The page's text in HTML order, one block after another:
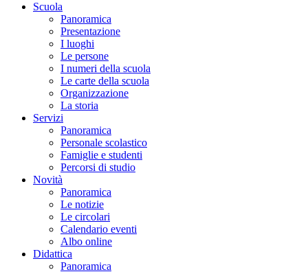
Scuola
Panoramica
Presentazione
I luoghi
Le persone
I numeri della scuola
Le carte della scuola
Organizzazione
La storia
Servizi
Panoramica
Personale scolastico
Famiglie e studenti
Percorsi di studio
Novità
Panoramica
Le notizie
Le circolari
Calendario eventi
Albo online
Didattica
Panoramica